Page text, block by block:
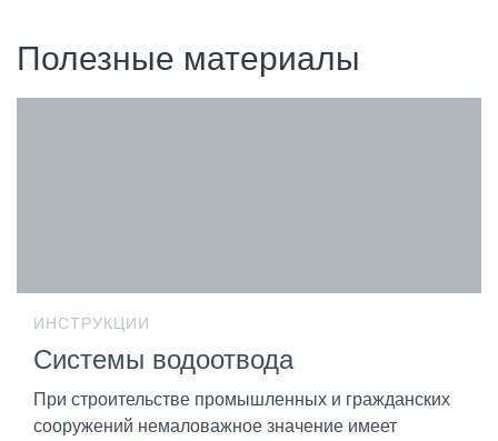
Полезные материалы
ИНСТРУКЦИИ
Системы водоотвода
При строительстве промышленных и гражданских
сооружений немаловажное значение имеет